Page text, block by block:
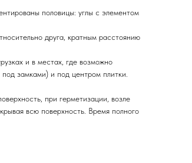
половицы: углы с элементом
друга, кратным расстоянию
и в местах, где возможно
замками) и под центром плитки.
при герметизации, возле
всю поверхность. Время полного